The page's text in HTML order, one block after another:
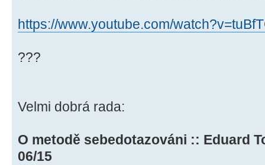
https://www.youtube.com/
???
Velmi dobrá rada:
O metodě sebedotazováni :: Eduard
06/15